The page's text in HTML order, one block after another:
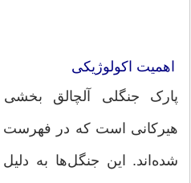
اهمیت اکولوژیکی
پارک جنگلی آلچالق
هیرکانی است که در فهرست
شده‌اند. این جنگل‌ها به